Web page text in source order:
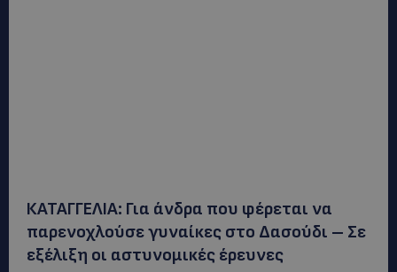
ΚΑΤΑΓΓΕΛΙΑ: Για άνδρα που φέρεται να
παρενοχλούσε γυναίκες στο Δασούδι – Σε
εξέλιξη οι αστυνομικές έρευνες